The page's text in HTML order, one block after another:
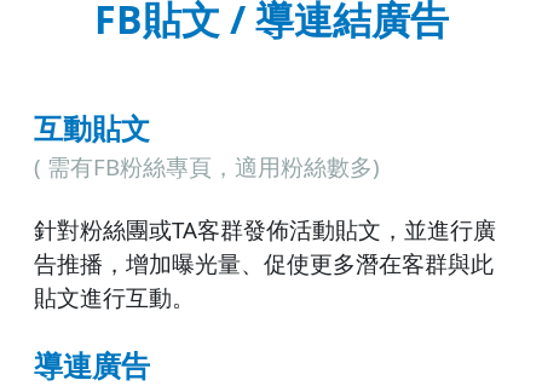
FB貼文 / 導連結廣告
互動貼文
( 需有FB粉絲專頁，適用粉絲數多)
針對粉絲團或TA客群發佈活動貼文，並進行廣
告推播，增加曝光量、促使更多潛在客群與此
貼文進行互動。
導連廣告